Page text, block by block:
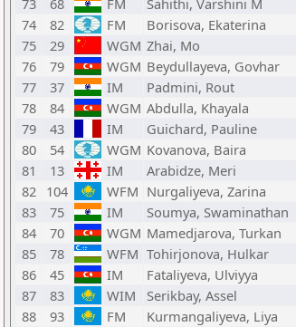
73
68 FM Sahithi, Varshini M
74
82 FM Borisova, Ekaterina
75
29 WGM Zhai, Mo
76
79 WGM Beydullayeva, Govhar
77
37 IM Padmini, Rout
78
84 WGM Abdulla, Khayala
79
43 IM Guichard, Pauline
80
54 WGM Kovanova, Baira
81
13 IM Arabidze, Meri
82 104 WFM Nurgaliyeva, Zarina
83
75 IM Soumya, Swaminathan
84
70 WGM Mamedjarova, Turkan
85
78 WFM Tohirjonova, Hulkar
86
45 IM Fataliyeva, Ulviyya
87
83 WIM Serikbay, Assel
88
93 FM Kurmangaliyeva, Liya